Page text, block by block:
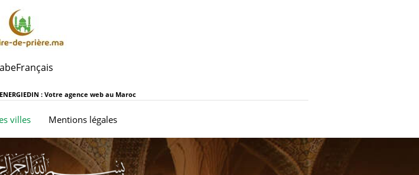
Français
ENERGIEDIN : Votre agence web au Maroc
villes Mentions légales